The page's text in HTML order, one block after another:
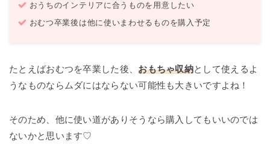
おうちのインテリアに合うものを用意したい
おむつ卒業後は他に使いまわせるものを購入予定
たとえばおむつを卒業した後、おもちゃ収納として使えるよ
うなものならムダにはならない可能性も大きいですよね！
そのため、他に使い道がありそうなら購入してもいいのでは
ないかと思います♡